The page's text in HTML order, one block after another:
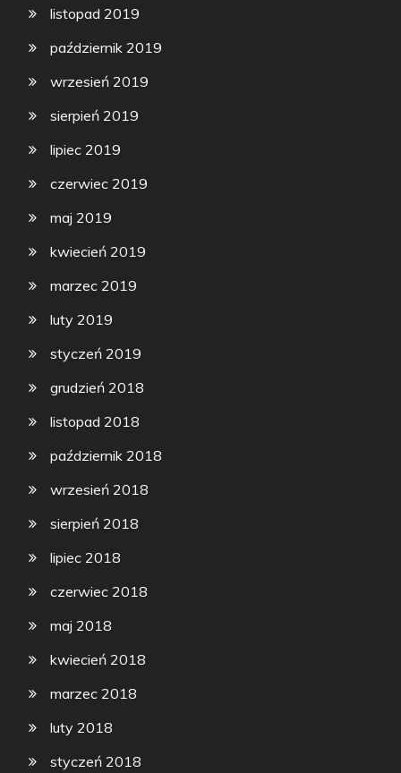
listopad 2019
październik 2019
wrzesień 2019
sierpień 2019
lipiec 2019
czerwiec 2019
maj 2019
kwiecień 2019
marzec 2019
luty 2019
styczeń 2019
grudzień 2018
listopad 2018
październik 2018
wrzesień 2018
sierpień 2018
lipiec 2018
czerwiec 2018
maj 2018
kwiecień 2018
marzec 2018
luty 2018
styczeń 2018